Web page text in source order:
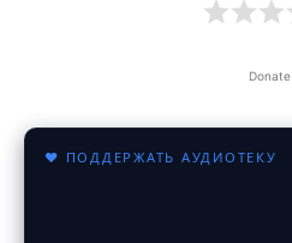
Donate
♥ ПОДДЕРЖАТЬ АУДИОТЕКУ